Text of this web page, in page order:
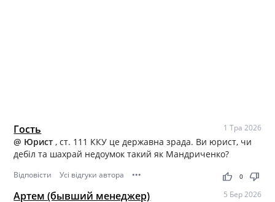
Гость 1 Тра 2026
@ Юрист, ст. 111 ККУ це державна зрада. Ви юрист, чи
дебіл та шахрай недоумок такий як Мандриченко?
Відповісти Усі відгуки автора ••• thumb_up thumb_down
0
Артем (бывший менеджер) 5 Бер 2026